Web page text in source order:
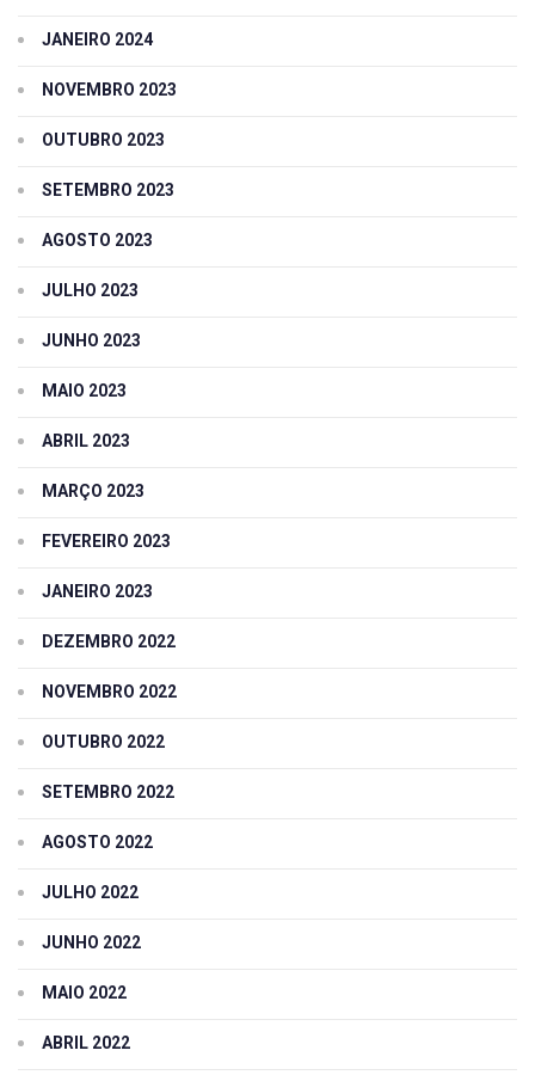
JANEIRO 2024
NOVEMBRO 2023
OUTUBRO 2023
SETEMBRO 2023
AGOSTO 2023
JULHO 2023
JUNHO 2023
MAIO 2023
ABRIL 2023
MARÇO 2023
FEVEREIRO 2023
JANEIRO 2023
DEZEMBRO 2022
NOVEMBRO 2022
OUTUBRO 2022
SETEMBRO 2022
AGOSTO 2022
JULHO 2022
JUNHO 2022
MAIO 2022
ABRIL 2022